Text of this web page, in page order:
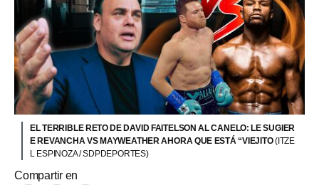
EL TERRIBLE RETO DE DAVID FAITELSON AL CANELO: LE SUGIER
E REVANCHA VS MAYWEATHER AHORA QUE ESTÁ “VIEJITO(ITZE
L ESPINOZA / SDPDEPORTES)
Compartir en